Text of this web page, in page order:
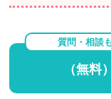
質問・相談
（無料